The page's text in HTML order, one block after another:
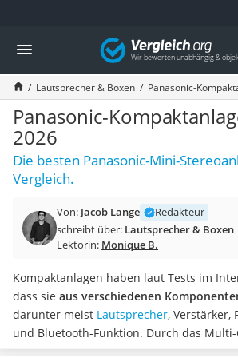
Die beliebtesten Vergleiche nach Kategorie
Elektronik
Powerstation
Monitor 32 Zoll 4K
Fernseher
Drucker
Desktop-PC
Monitor
Diascanner
Laser-Multifunktionsdrucker
Powerline-Adapter
Powerstation mit Solarpanel
Soundbar
17-Zoll-Laptop
Satellitenschüssel
Gaming-Headset
Schnurloses Telefon
Vergleich
Lautsprecher & Boxen Panasonic-
Panasonic-
2026
Die besten Panasonic-Mini-
Vergleich.
Von: Jacob Lange
Redakteur
schreibt über: Lautsprecher & Boxen
Lektorin: Monique B.
Kompaktanlagen haben laut Tests im
dass sie aus verschiedenen
darunter meist Lautsprecher, Verstärker,
und Bluetooth-Funktion. Durch das
Wohnzimmer können Sie deutlich an